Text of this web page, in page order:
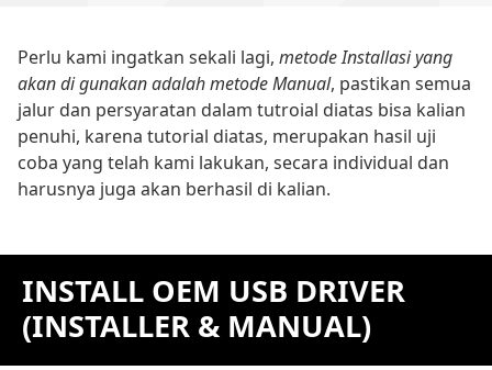
Perlu kami ingatkan sekali lagi, metode Installasi yang
akan di gunakan adalah metode Manual, pastikan semua
jalur dan persyaratan dalam tutroial diatas bisa kalian
penuhi, karena tutorial diatas, merupakan hasil uji
coba yang telah kami lakukan, secara individual dan
harusnya juga akan berhasil di kalian.
INSTALL OEM USB DRIVER
(INSTALLER & MANUAL)